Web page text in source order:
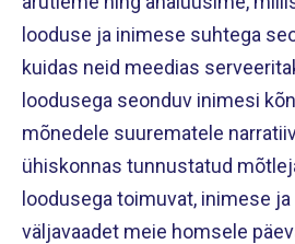
looduse ja inimese suhtega
kuidas neid meedias
loodusega seonduv inimesi
mõnedele suurematele
ühiskonnas tunnustatud
loodusega toimuvat, inimese
väljavaadet meie homsele